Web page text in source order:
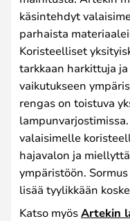
käsintehdyt
parhaista
Koristeelliset
tarkkaan harkittuja
vaikutukseen
rengas on toistuva
valaisimelle
hajavalon ja
ympäristöön.
lisää tyylikkään
Katso myösArtekin